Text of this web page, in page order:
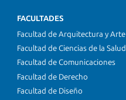
FACULTADES
Facultad de Arquitectura y Arte
Facultad de Ciencias de la Salud
Facultad de Comunicaciones
Facultad de Derecho
Facultad de Diseño